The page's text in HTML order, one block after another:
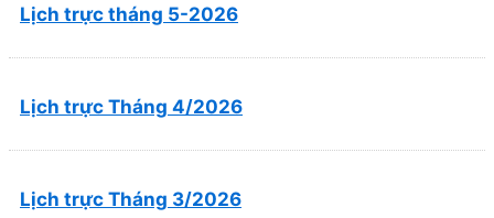
Lịch trực tháng 5-2026
Lịch trực Tháng 4/2026
Lịch trực Tháng 3/2026